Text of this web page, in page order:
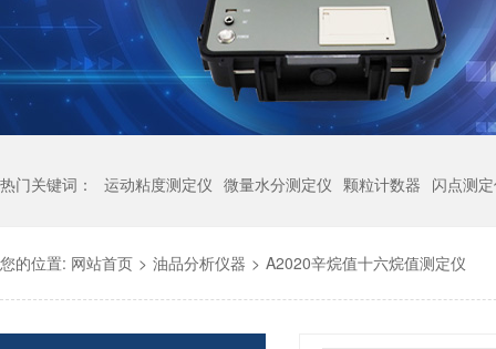
热门关键词： 运动粘度测定仪 微量水分测定仪 颗粒计数器 闪点测
您的位置: 网站首页 > 油品分析仪器 > A2020辛烷值十六烷值测定仪